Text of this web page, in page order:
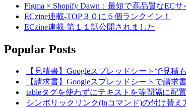
Figma × Shopify Dawn：最短で高品質なEC
ECzine連載-TOP３０に５個ランクイン！
ECzine連載-第１１話公開されました
Popular Posts
【見積書】Googleスプレッドシートで見積
【請求書】Googleスプレッドシートで請求
tableタグを使わずにテキストを等間隔に配置
シンボリックリンク(lnコマンド)の付け替え